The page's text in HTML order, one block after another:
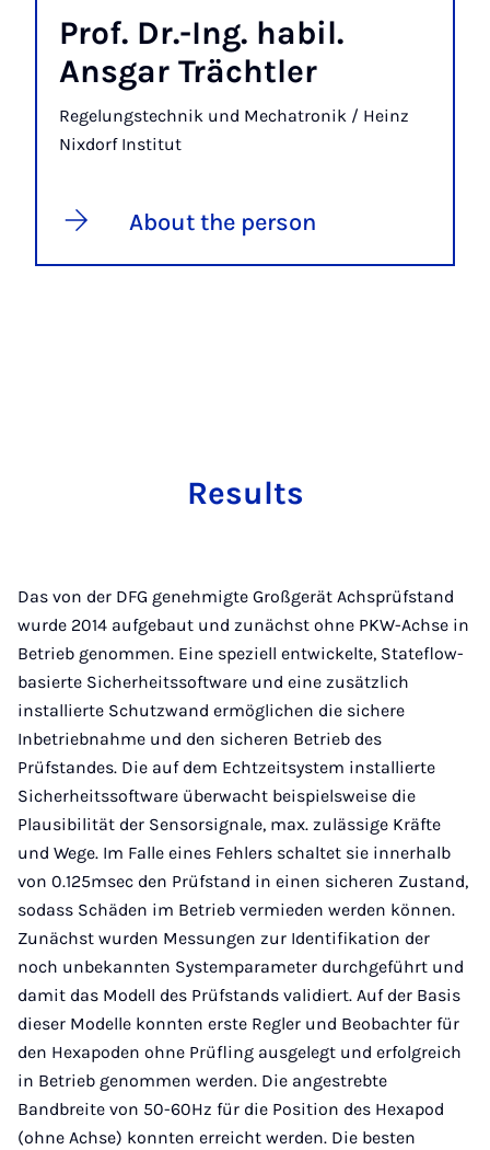
Prof. Dr.-Ing. habil.
Ansgar Trächtler
Regelungstechnik und Mechatronik / Heinz
Nixdorf Institut
About the person
Results
Das von der DFG genehmigte Großgerät Achsprüfstand
wurde 2014 aufgebaut und zunächst ohne PKW-Achse in
Betrieb genommen. Eine speziell entwickelte, Stateflow-
basierte Sicherheitssoftware und eine zusätzlich
installierte Schutzwand ermöglichen die sichere
Inbetriebnahme und den sicheren Betrieb des
Prüfstandes. Die auf dem Echtzeitsystem installierte
Sicherheitssoftware überwacht beispielsweise die
Plausibilität der Sensorsignale, max. zulässige Kräfte
und Wege. Im Falle eines Fehlers schaltet sie innerhalb
von 0.125msec den Prüfstand in einen sicheren Zustand,
sodass Schäden im Betrieb vermieden werden können.
Zunächst wurden Messungen zur Identifikation der
noch unbekannten Systemparameter durchgeführt und
damit das Modell des Prüfstands validiert. Auf der Basis
dieser Modelle konnten erste Regler und Beobachter für
den Hexapoden ohne Prüfling ausgelegt und erfolgreich
in Betrieb genommen werden. Die angestrebte
Bandbreite von 50-60Hz für die Position des Hexapod
(ohne Achse) konnten erreicht werden. Die besten